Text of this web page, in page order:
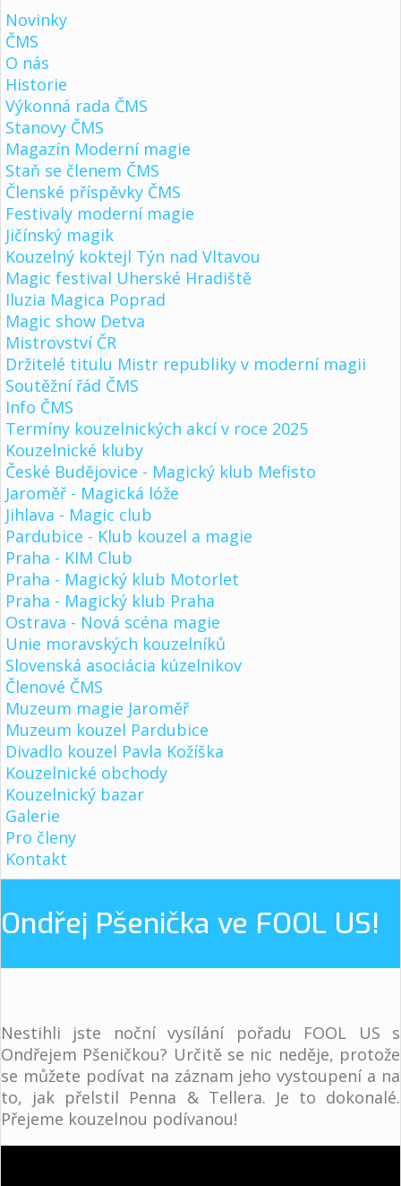
Novinky
ČMS
O nás
Historie
Výkonná rada ČMS
Stanovy ČMS
Magazín Moderní magie
Staň se členem ČMS
Členské příspěvky ČMS
Festivaly moderní magie
Jičínský magik
Kouzelný koktejl Týn nad Vltavou
Magic festival Uherské Hradiště
Iluzia Magica Poprad
Magic show Detva
Mistrovství ČR
Držitelé titulu Mistr republiky v moderní magii
Soutěžní řád ČMS
Info ČMS
Termíny kouzelnických akcí v roce 2025
Kouzelnické kluby
České Budějovice - Magický klub Mefisto
Jaroměř - Magická lóže
Jihlava - Magic club
Pardubice - Klub kouzel a magie
Praha - KIM Club
Praha - Magický klub Motorlet
Praha - Magický klub Praha
Ostrava - Nová scéna magie
Unie moravských kouzelníků
Slovenská asociácia kúzelnikov
Členové ČMS
Muzeum magie Jaroměř
Muzeum kouzel Pardubice
Divadlo kouzel Pavla Kožíška
Kouzelnické obchody
Kouzelnický bazar
Galerie
Pro členy
Kontakt
Ondřej Pšenička ve FOOL US!
Nestihli jste noční vysílání pořadu FOOL US s
Ondřejem Pšeničkou? Určitě se nic neděje, protože
se můžete podívat na záznam jeho vystoupení a na
to, jak přelstil Penna & Tellera. Je to dokonalé.
Přejeme kouzelnou podívanou!